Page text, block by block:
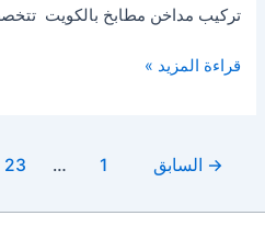
تركيب مداخن مطابخ بالكويت
تركيب
مداخن
قراءة المزيد »
→ السابق 1
…
23